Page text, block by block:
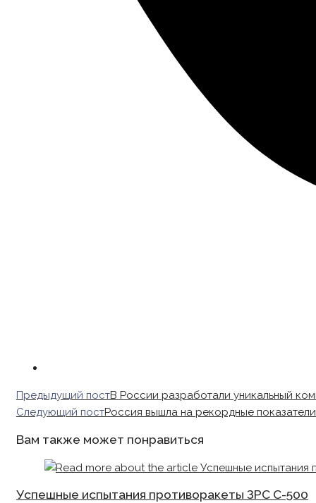
Read
more
Предыдущий постВ России разработали уникальный
Следующий постРоссия вышла на рекордные
Вам также может понравиться
Успешные испытания противоракеты ЗРС С-500